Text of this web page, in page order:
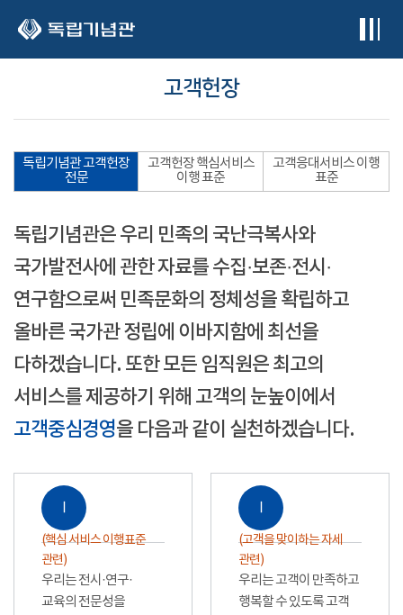
고객헌장
독립기념관 고객헌장
전문
고객헌장 핵심서비스
이행 표준
고객응대서비스 이행
표준
독립기념관은 우리 민족의 국난극복사와
국가발전사에 관한 자료를 수집·보존·전시·
연구함으로써 민족문화의 정체성을 확립하고
올바른 국가관 정립에 이바지함에 최선을
다하겠습니다. 또한 모든 임직원은 최고의
서비스를 제공하기 위해 고객의 눈높이에서
고객중심경영을 다음과 같이 실천하겠습니다.
Ⅰ
(핵심 서비스 이행표준
관련)
우리는 전시·연구·
교육의 전문성을
Ⅰ
(고객을 맞이하는 자세
관련)
우리는 고객이 만족하고
행복할 수 있도록 고객